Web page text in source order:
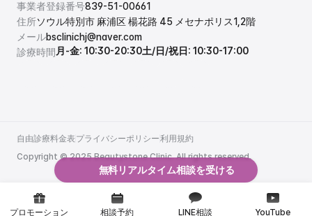
事業者登録番号839-51-00661
住所ソウル特別市 麻浦区 楊花路 45 メセナポリス1,2階
メールbsclinichj@naver.com
診療時間 月-金: 10:30-20:30土/日/祝日: 10:30-17:00
Copyright © 2025 Beautystone Clinic. All rights reserved.
自由診療料金表
自由診療料金表
プライバシーポリシー
プライバシーポリシー
利用規約
利用規約
プロモーション 相談予約 LINE相談 YouTube
無料リアルタイム相談を受ける